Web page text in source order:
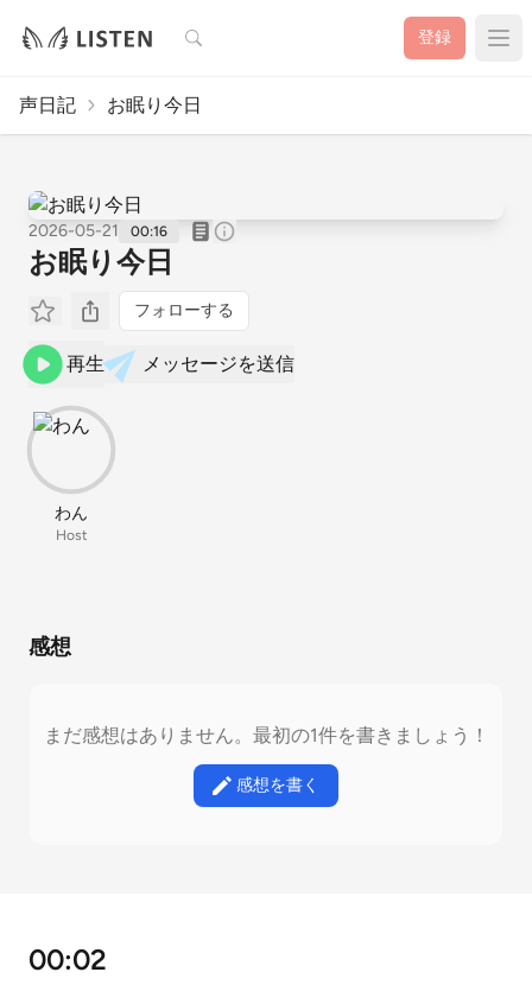
検索 登録
声日記 お眠り今日
2026-05-21 00:16
お眠り今日
フォローする
再生 メッセージを送信
わん
Host
感想
まだ感想はありません。最初の1件を書きましょう！
感想を書く
00:02